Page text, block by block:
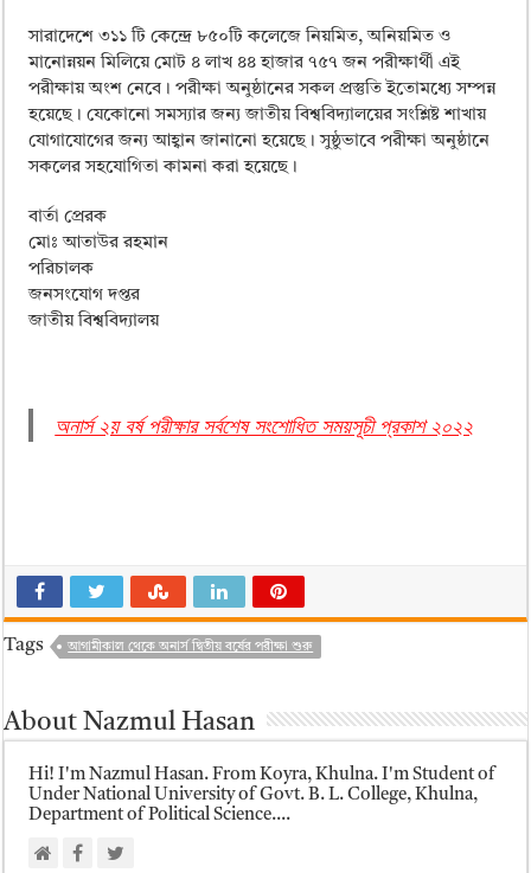
সারাদেশে ৩১১ টি কেন্দ্রে ৮৫০টি কলেজে নিয়মিত, অনিয়মিত ও
মানোন্নয়ন মিলিয়ে মোট ৪ লাখ ৪৪ হাজার ৭৫৭ জন পরীক্ষার্থী এই
পরীক্ষায় অংশ নেবে। পরীক্ষা অনুষ্ঠানের সকল প্রস্তুতি ইতোমধ্যে সম্পন্ন
হয়েছে। যেকোনো সমস্যার জন্য জাতীয় বিশ্ববিদ্যালয়ের সংশ্লিষ্ট শাখায়
যোগাযোগের জন্য আহ্বান জানানো হয়েছে। সুষ্ঠুভাবে পরীক্ষা অনুষ্ঠানে
সকলের সহযোগিতা কামনা করা হয়েছে।
বার্তা প্রেরক
মোঃ আতাউর রহমান
পরিচালক
জনসংযোগ দপ্তর
জাতীয় বিশ্ববিদ্যালয়
অনার্স ২য় বর্ষ পরীক্ষার সর্বশেষ সংশোধিত সময়সূচী প্রকাশ ২০২২
Tags আগামীকাল থেকে অনার্স দ্বিতীয় বর্ষের পরীক্ষা শুরু
About Nazmul Hasan
Hi! I'm Nazmul Hasan. From Koyra, Khulna. I'm Student of
Under National University of Govt. B. L. College, Khulna,
Department of Political Science....